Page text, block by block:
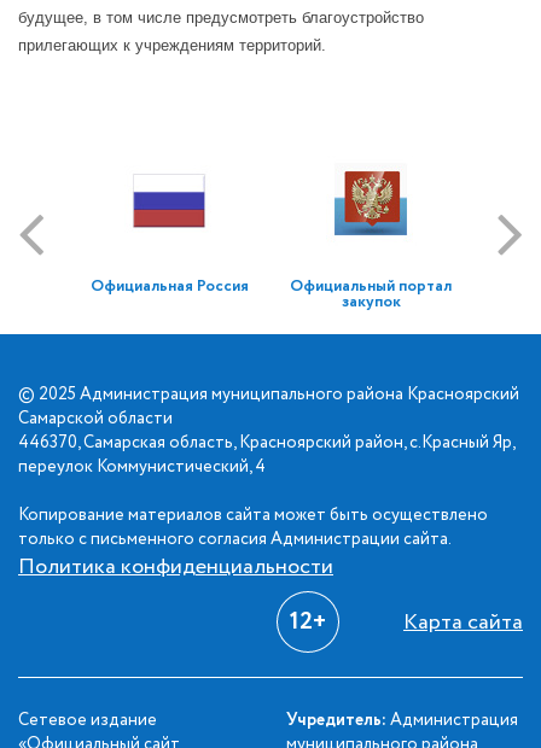
будущее, в том числе предусмотреть благоустройство
прилегающих к учреждениям территорий.
Официальная Россия Официальный портал
закупок
© 2025 Администрация муниципального района Красноярский
Самарской области
446370, Самарская область, Красноярский район, с.Красный Яр,
переулок Коммунистический, 4
Копирование материалов сайта может быть осуществлено
только с письменного согласия Администрации сайта.
Политика конфиденциальности
12+ Карта сайта
Сетевое издание
Учредитель: Администрация